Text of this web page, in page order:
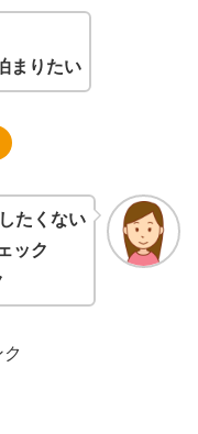
まりたい
たくない
ック